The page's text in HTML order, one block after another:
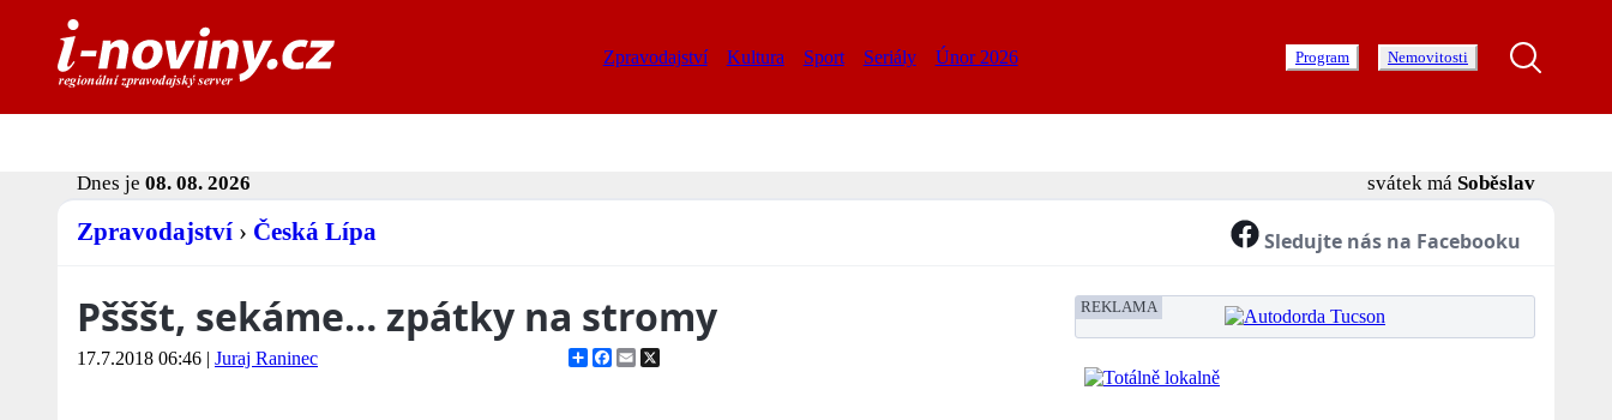
Zpravodajství Kultura Sport Seriály Únor 2026 Program Nemovitosti
Dnes je 08. 08. 2026 svátek má Soběslav
Zpravodajství › Česká Lípa Sledujte nás na Facebooku
Pšššt, sekáme… zpátky na stromy
17.7.2018 06:46 | Juraj Raninec ShareFacebook
Email
REKLAMA